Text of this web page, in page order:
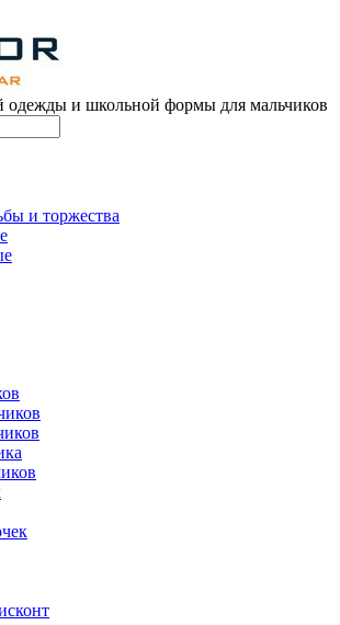
и школьной формы для мальчиков
и торжества